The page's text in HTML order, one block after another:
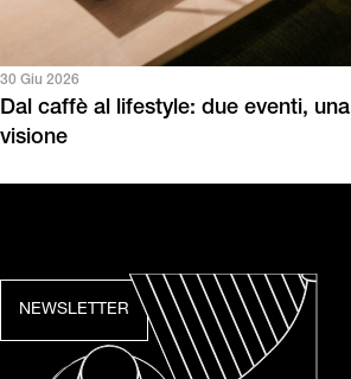
30 Giu 2026
Dal caffè al lifestyle: due eventi, una
visione
NEWSLETTER